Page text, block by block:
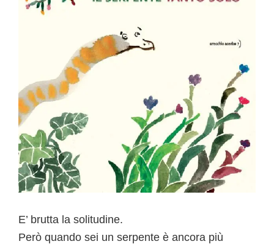
E’ brutta la solitudine.
Però quando sei un serpente è ancora più